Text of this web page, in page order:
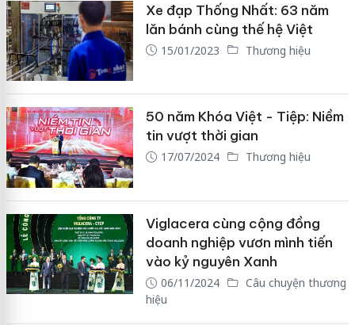
Xe đạp Thống Nhất: 63 năm
lăn bánh cùng thế hệ Việt
15/01/2023 Thương hiệu
50 năm Khóa Việt - Tiệp: Niềm
tin vượt thời gian
17/07/2024 Thương hiệu
Viglacera cùng cộng đồng
doanh nghiệp vươn mình tiến
vào kỷ nguyên Xanh
06/11/2024
Câu chuyện thương
hiệu